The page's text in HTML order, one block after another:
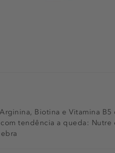
Biotina e Vitamina B5
tendência a queda: Nutre